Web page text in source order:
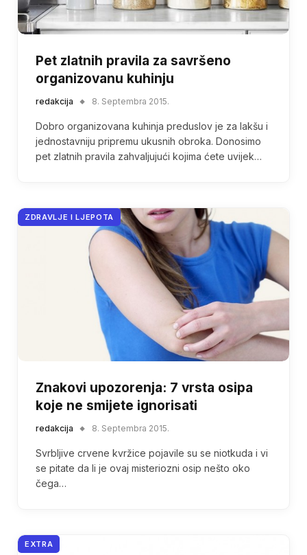
Pet zlatnih pravila za savršeno
organizovanu kuhinju
redakcija 8. Septembra 2015.
Dobro organizovana kuhinja preduslov je za lakšu i
jednostavniju pripremu ukusnih obroka. Donosimo
pet zlatnih pravila zahvaljujući kojima ćete uvijek…
ZDRAVLJE I LJEPOTA
Znakovi upozorenja: 7 vrsta osipa
koje ne smijete ignorisati
redakcija 8. Septembra 2015.
Svrbljive crvene kvržice pojavile su se niotkuda i vi
se pitate da li je ovaj misteriozni osip nešto oko
čega…
EXTRA